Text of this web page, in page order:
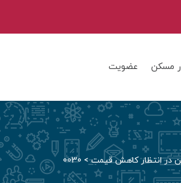
مسکن عضویت
در انتظار کاهش قیمت>
0030